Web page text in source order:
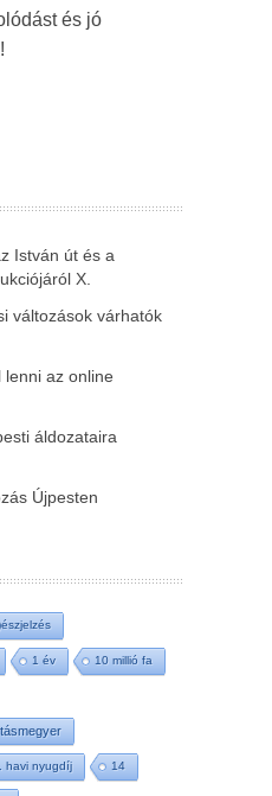
és jó
István út és a
X.
változások várhatók
lenni az online
áldozataira
Újpesten
1 év 10 millió fa
havi nyugdíj 14